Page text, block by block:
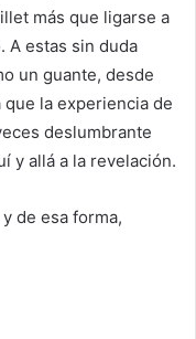
más que ligarse a
A estas sin duda
un guante, desde
la experiencia de
deslumbrante
y allá a la revelación.
de esa forma,